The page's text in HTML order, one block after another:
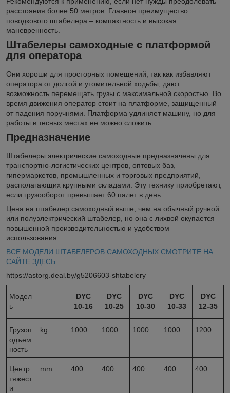
расстояния более 50 метров. Главное преимущество
поводкового штабелера – компактность и высокая
маневренность.
Штабелеры самоходные с платформой
для оператора
Они хороши для просторных помещений, так как избавляют
оператора от долгой и утомительной ходьбы, дают
возможность перемещать грузы с максимальной скоростью. Во
время движения оператор стоит на платформе, защищенный
от падения поручнями. Платформа удлиняет машину, но для
работы в тесных местах ее можно сложить.
Предназначение
Штабелеры электрические самоходные предназначены для
транспортно-логистических центров, оптовых баз,
гипермаркетов, промышленных и торговых предприятий,
располагающих крупными складами. Эту технику приобретают,
если грузооборот превышает 60 палет в день.
Цена на штабелер самоходный выше, чем на обычный ручной
или полуэлектрический штабелер, но она с лихвой окупается
повышенной производительностью и удобством
использования.
ВСЕ МОДЕЛИ ШТАБЕЛЕРОВ САМОХОДНЫХ СМОТРИТЕ НА
САЙТЕ ЗДЕСЬ
https://astorg.deal.by/g5206603-shtabelery
Модел
ь
DYC
10-16
DYC
10-25
DYC
10-30
DYC
10-33
DYC
12-35
Грузоп
одъем
ность
kg 1000 1000 1000 1000 1200
Центр
тяжест
и
mm 400 400 400 400 400